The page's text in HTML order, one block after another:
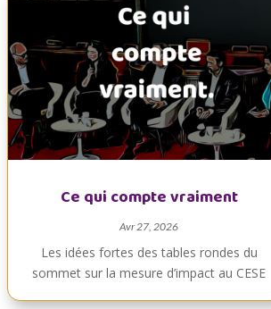
Ce qui compte vraiment
Avr 27, 2026
Les idées fortes des tables rondes du
sommet sur la mesure d’impact au CESE